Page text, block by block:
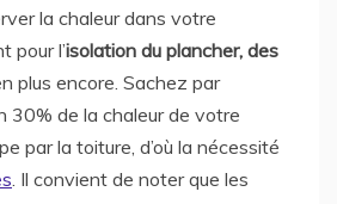
la chaleur dans votre
pour l’isolation du plancher, des
plus encore. Sachez par
30% de la chaleur de votre
par la toiture, d’où la nécessité
. Il convient de noter que les